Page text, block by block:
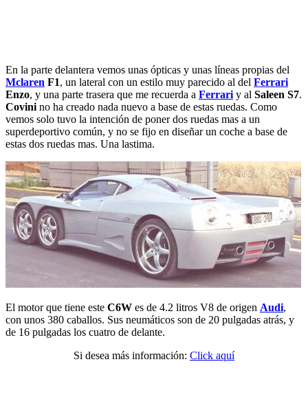
En la parte delantera vemos unas ópticas y unas líneas propias del
Mclaren F1, un lateral con un estilo muy parecido al del Ferrari
Enzo, y una parte trasera que me recuerda a Ferrari y al Saleen S7.
Covini no ha creado nada nuevo a base de estas ruedas. Como
vemos solo tuvo la intención de poner dos ruedas mas a un
superdeportivo común, y no se fijo en diseñar un coche a base de
estas dos ruedas mas. Una lastima.
El motor que tiene este C6W es de 4.2 litros V8 de origen Audi,
con unos 380 caballos. Sus neumáticos son de 20 pulgadas atrás, y
de 16 pulgadas los cuatro de delante.
Si desea más información: Click aquí